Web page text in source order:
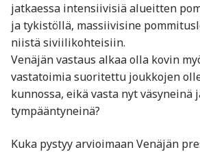
jatkaessa intensiivisiä alueitten
ja tykistöllä, massiivisine
niistä siviilikohteisiin.
Venäjän vastaus alkaa olla kovin
vastatoimia suoritettu joukkojen
kunnossa, eikä vasta nyt väsyneinä
tympääntyneinä?
Kuka pystyy arvioimaan Venäjän